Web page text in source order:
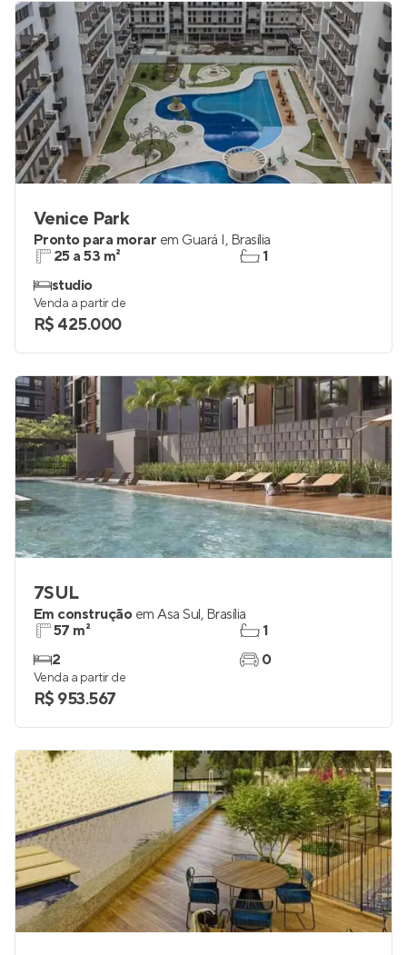
Venice Park
Pronto para morar em Guará I, Brasília
25 a 53 m²
studio
1
Venda a partir de
R$ 425.000
7SUL
Em construção em Asa Sul, Brasília
57 m²
2
1
0
Venda a partir de
R$ 953.567